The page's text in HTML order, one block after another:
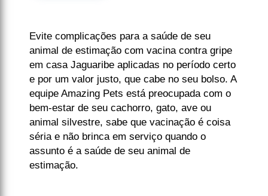
Evite complicações para a saúde de seu
animal de estimação com vacina contra gripe
em casa Jaguaribe aplicadas no período certo
e por um valor justo, que cabe no seu bolso. A
equipe Amazing Pets está preocupada com o
bem-estar de seu cachorro, gato, ave ou
animal silvestre, sabe que vacinação é coisa
séria e não brinca em serviço quando o
assunto é a saúde de seu animal de
estimação.